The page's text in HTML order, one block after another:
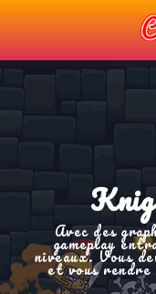
Avec des
gameplay
niveaux. Vous
et vous rendre